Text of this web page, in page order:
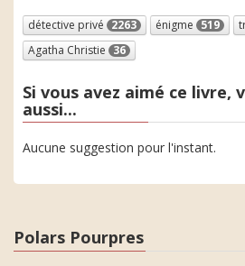
détective privé 2263 énigme 519
Agatha Christie 36
Si vous avez aimé ce livre,
aussi...
Aucune suggestion pour l'instant.
Polars Pourpres